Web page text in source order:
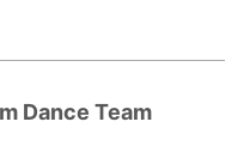
Dance Team